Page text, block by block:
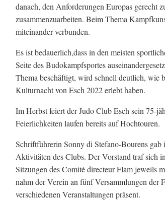
danach, den Anforderungen Europas gerecht
zusammenzuarbeiten. Beim Thema
miteinander verbunden.
Es ist bedauerlich,dass in den meisten
Seite des Budokampfsportes
Thema beschäftigt, wird schnell deutlich, wie
Kulturnacht von Esch 2022 erlebt haben.
Im Herbst feiert der Judo Club Esch sein 75-
Feierlichkeiten laufen bereits auf Hochtouren.
Schriftführerin Sonny di Stefano-Bourens
Aktivitäten des Clubs. Der Vorstand traf sich
Sitzungen des Comité directeur Flam jeweils
nahm der Verein an fünf Versammlungen der
verschiedenen Veranstaltungen präsent.